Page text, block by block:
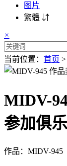
图片
繁體 ⇵
×
当前位置： 首页 >
MIDV-
参加俱
作品：MIDV-945